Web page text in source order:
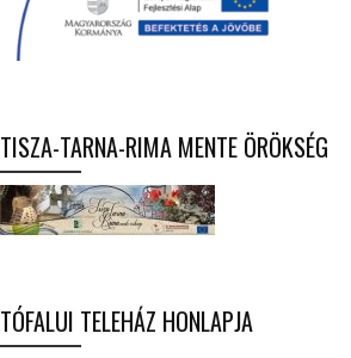
TISZA-TARNA-RIMA MENTE ÖRÖKSÉG
TÓFALUI TELEHÁZ HONLAPJA